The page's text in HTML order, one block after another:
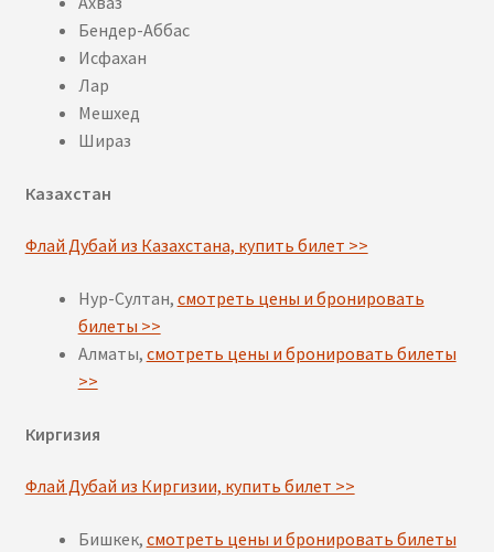
Бендер-Аббас
Исфахан
Лар
Мешхед
Шираз
Казахстан
Флай Дубай из Казахстана, купить билет >>
Нур-Султан, смотреть цены и бронировать
билеты >>
Алматы, смотреть цены и бронировать билеты
>>
Киргизия
Флай Дубай из Киргизии, купить билет >>
Бишкек, смотреть цены и бронировать билеты